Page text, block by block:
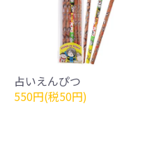
占いえんぴつ
550円(税50円)